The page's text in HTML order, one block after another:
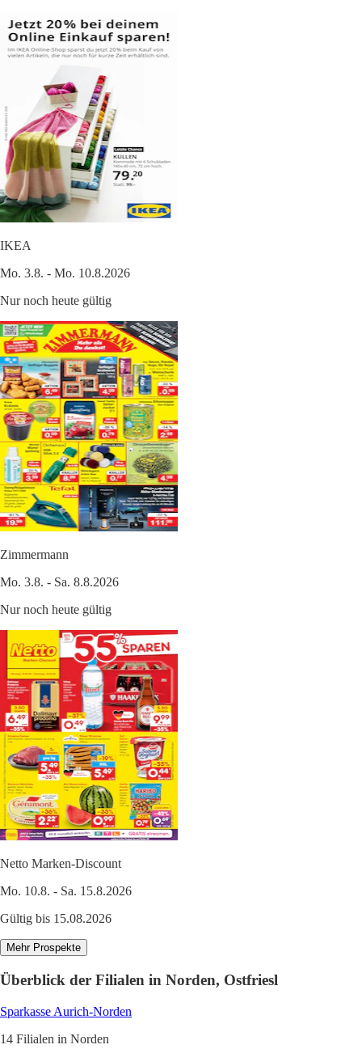
IKEA
Mo. 3.8. - Mo. 10.8.2026
Nur noch heute gültig
Zimmermann
Mo. 3.8. - Sa. 8.8.2026
Nur noch heute gültig
Netto Marken-Discount
Mo. 10.8. - Sa. 15.8.2026
Gültig bis 15.08.2026
Mehr Prospekte
Überblick der Filialen in Norden, Ostfriesl
Sparkasse Aurich-Norden
14 Filialen in Norden